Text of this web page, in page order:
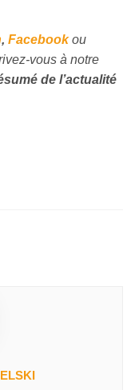
, Facebookou
vous à notre
de l’actualité